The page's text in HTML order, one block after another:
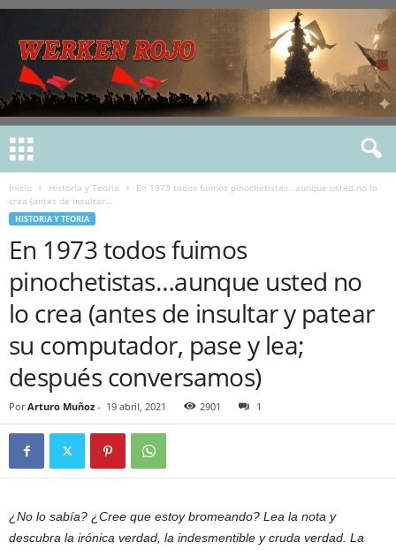
Inicio Historia y Teoria
En 1973 todos fuimos pinochetistas…aunque usted no lo
crea (antes de insultar...
HISTORIA Y TEORIA
En 1973 todos fuimos
pinochetistas…aunque usted no
lo crea (antes de insultar y patear
su computador, pase y lea;
después conversamos)
Por Arturo Muñoz - 19 abril, 2021 2901 1
¿No lo sabía? ¿Cree que estoy bromeando? Lea la nota y
descubra la irónica verdad, la indesmentible y cruda verdad. La